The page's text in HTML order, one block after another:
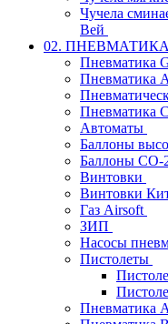
Чучела
Вей
02. ПНЕВМАТИКА
Пневматика
Пневматика
Пневматика
Автоматы
Баллоны
Баллоны СО-
Винтовки
Винтовки
Газ Airsoft
ЗИП
Насосы
Пистолеты
Пневматика